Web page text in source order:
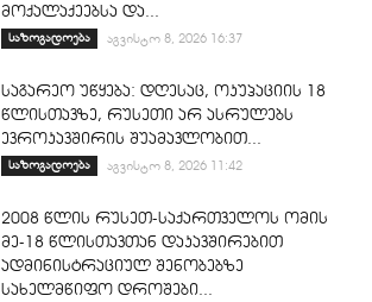
მოქალაქეებსა და...
საზოგადოება აგვისტო 8, 2026 16:37
საგარეო უწყება: დღესაც, ოკუპაციის 18
წლისთავზე, რუსეთი არ ასრულებს
ევროკავშირის შუამავლობით...
საზოგადოება აგვისტო 8, 2026 11:42
2008 წლის რუსეთ-საქართველოს ომის
მე-18 წლისთავთან დაკავშირებით
ადმინისტრაციულ შენობებზე
სახელმწიფო დროშები...